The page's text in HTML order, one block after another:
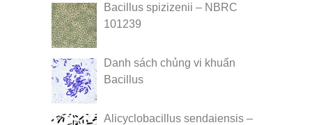
Bacillus spizizenii – NBRC
101239
Danh sách chủng vi khuẩn
Bacillus
Alicyclobacillus sendaiensis –